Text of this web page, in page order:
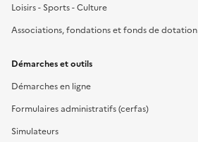
Loisirs - Sports - Culture
Associations, fondations et fonds de dotation
Démarches et outils
Démarches en ligne
Formulaires administratifs (cerfas)
Simulateurs